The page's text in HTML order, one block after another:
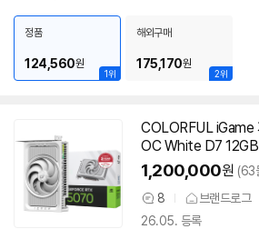
1위
정품
124,560원
2위
해외구매
175,170원
COLORFUL
OC White D7 12GB
1,200,000원 (63
상
품
8
브랜드로그
26.05. 등록